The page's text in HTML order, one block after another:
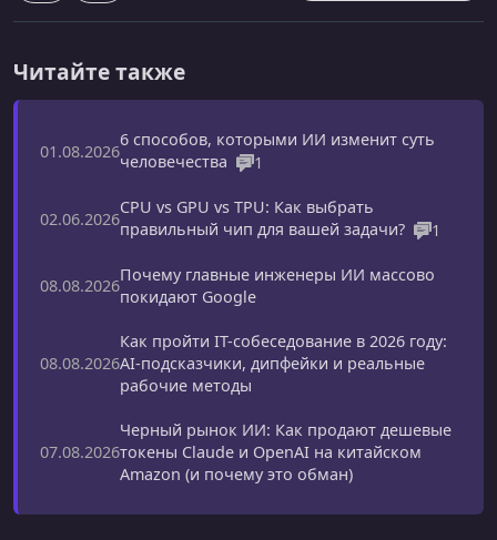
Читайте также
01.08.2026
6 способов, которыми ИИ изменит суть
человечества
1
02.06.2026
CPU vs GPU vs TPU: Как выбрать
правильный чип для вашей задачи?
1
08.08.2026
Почему главные инженеры ИИ массово
покидают Google
08.08.2026
Как пройти IT-собеседование в 2026 году:
AI-подсказчики, дипфейки и реальные
рабочие методы
07.08.2026
Черный рынок ИИ: Как продают дешевые
токены Claude и OpenAI на китайском
Amazon (и почему это обман)